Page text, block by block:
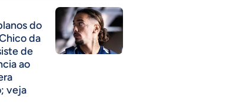
do
da
de
ao
veja